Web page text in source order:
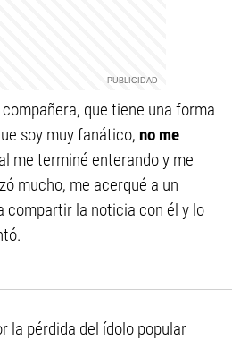
que tiene una forma
soy muy fanático, no me
me terminé enterando y me
mucho, me acerqué a un
compartir la noticia con él y lo
la pérdida del ídolo popular